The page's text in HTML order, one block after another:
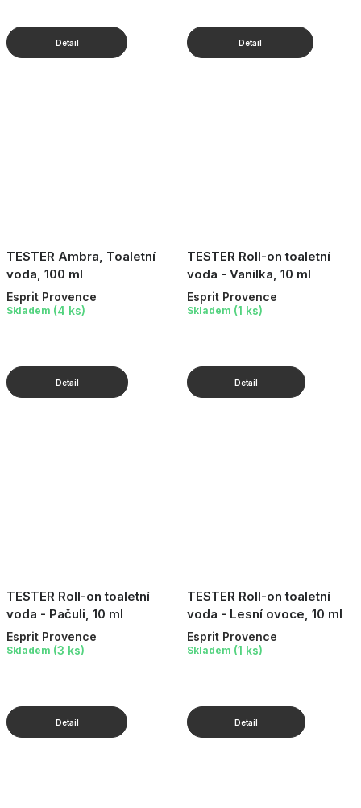
TESTER Ambra, Toaletní
voda, 100 ml
Esprit Provence
Skladem (4 ks)
TESTER Roll-on toaletní
voda - Vanilka, 10 ml
Esprit Provence
Skladem (1 ks)
TESTER Roll-on toaletní
voda - Pačuli, 10 ml
Esprit Provence
Skladem (3 ks)
TESTER Roll-on toaletní
voda - Lesní ovoce, 10 ml
Esprit Provence
Skladem (1 ks)